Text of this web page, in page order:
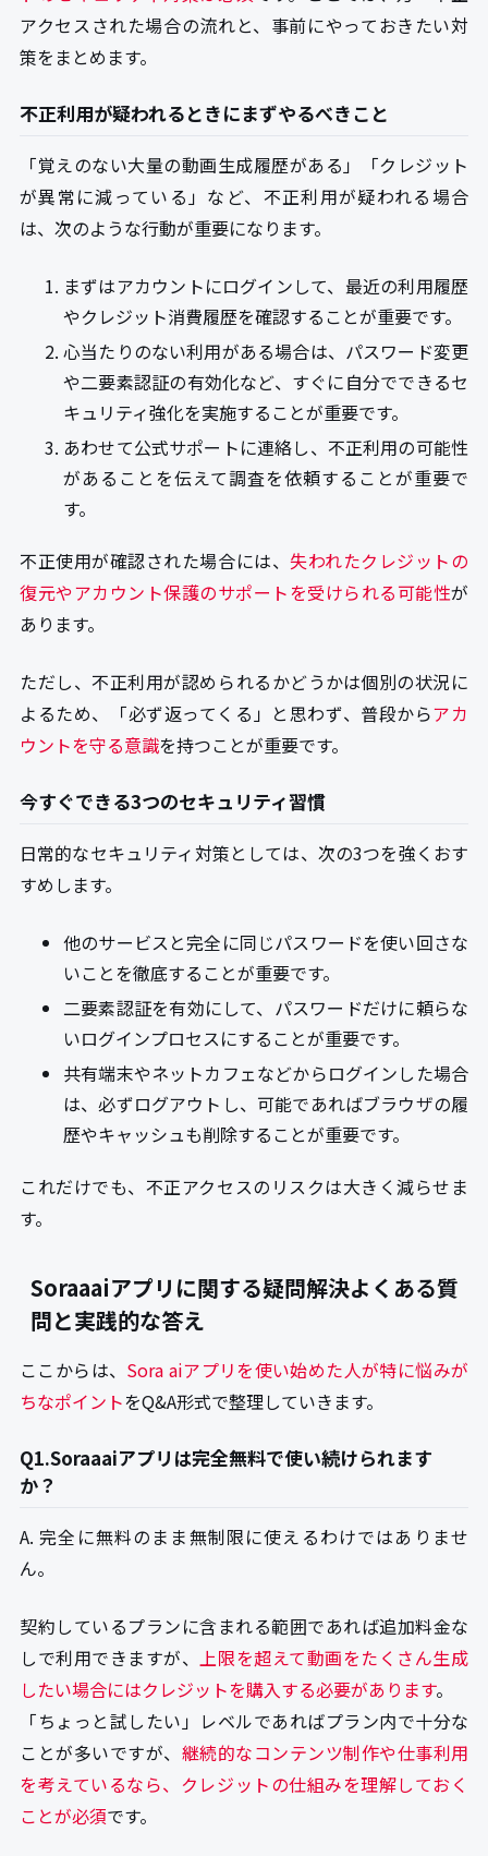
アクセスされた場合の流れと、事前にやっておきたい対
策をまとめます。
不正利用が疑われるときにまずやるべきこと
「覚えのない大量の動画生成履歴がある」「クレジット
が異常に減っている」など、不正利用が疑われる場合
は、次のような行動が重要になります。
まずはアカウントにログインして、最近の利用履歴
やクレジット消費履歴を確認することが重要です。
心当たりのない利用がある場合は、パスワード変更
や二要素認証の有効化など、すぐに自分でできるセ
キュリティ強化を実施することが重要です。
あわせて公式サポートに連絡し、不正利用の可能性
があることを伝えて調査を依頼することが重要で
す。
不正使用が確認された場合には、失われたクレジットの
復元やアカウント保護のサポートを受けられる可能性が
あります。
ただし、不正利用が認められるかどうかは個別の状況に
よるため、「必ず返ってくる」と思わず、普段からアカ
ウントを守る意識を持つことが重要です。
今すぐできる3つのセキュリティ習慣
日常的なセキュリティ対策としては、次の3つを強くおす
すめします。
他のサービスと完全に同じパスワードを使い回さな
いことを徹底することが重要です。
二要素認証を有効にして、パスワードだけに頼らな
いログインプロセスにすることが重要です。
共有端末やネットカフェなどからログインした場合
は、必ずログアウトし、可能であればブラウザの履
歴やキャッシュも削除することが重要です。
これだけでも、不正アクセスのリスクは大きく減らせま
す。
Soraaaiアプリに関する疑問解決よくある質
問と実践的な答え
ここからは、 Sora aiアプリを使い始めた人が特に悩みが
ちなポイントをQ&A形式で整理していきます。
Q1.Soraaaiアプリは完全無料で使い続けられます
か？
A. 完全に無料のまま無制限に使えるわけではありませ
ん。
契約しているプランに含まれる範囲であれば追加料金な
しで利用できますが、
上限を超えて動画をたくさん生成
したい場合にはクレジットを購入する必要があります。
「ちょっと試したい」レベルであればプラン内で十分な
ことが多いですが、 継続的なコンテンツ制作や仕事利用
を考えているなら、クレジットの仕組みを理解しておく
ことが必須です。